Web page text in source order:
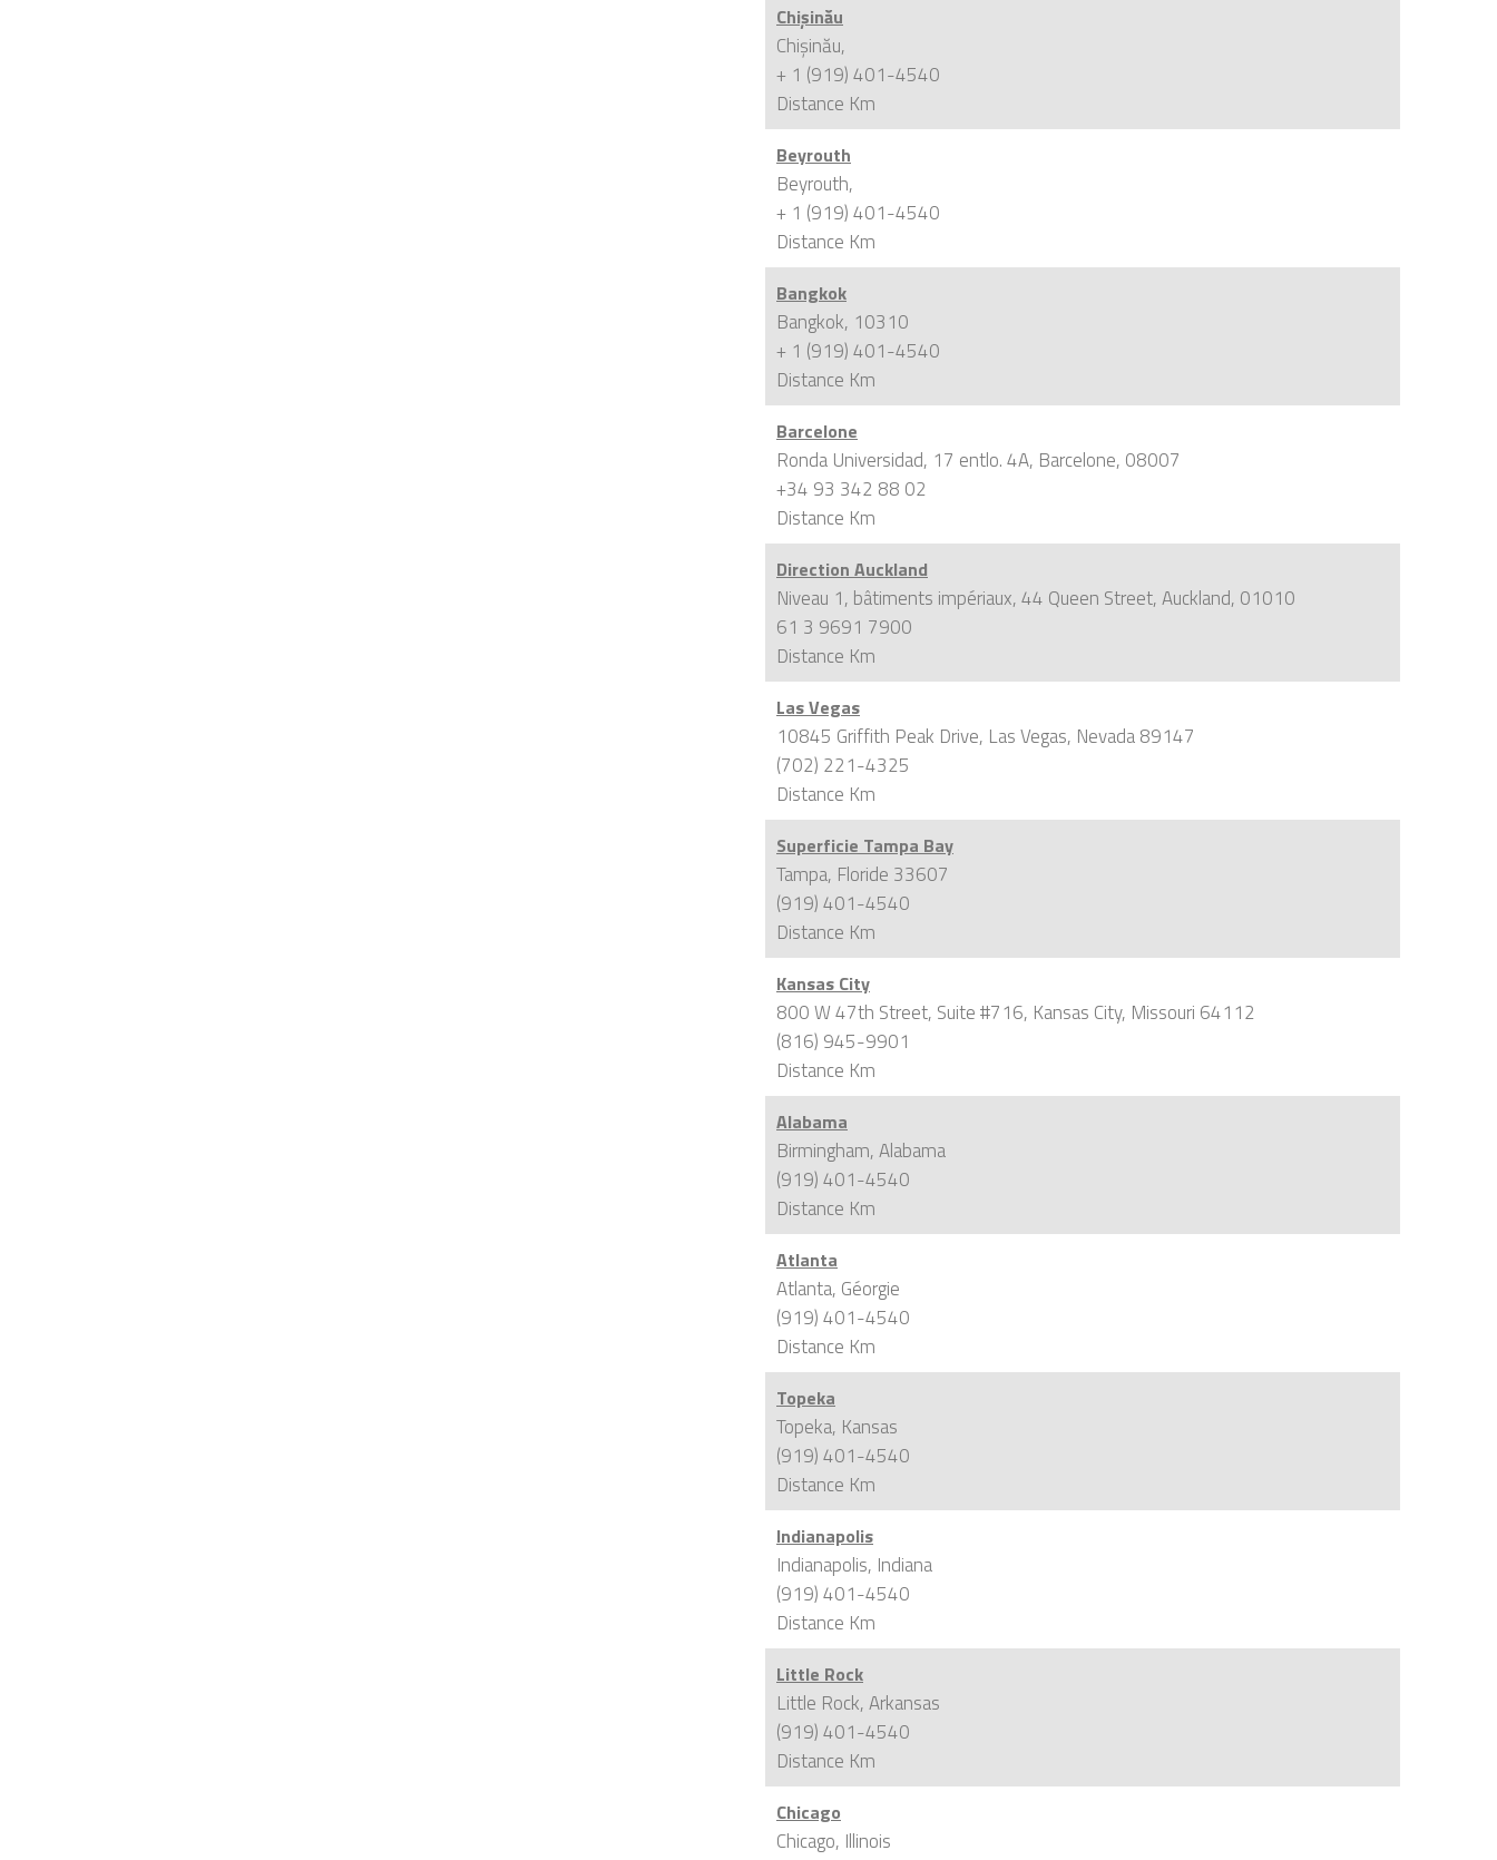
Chișinău
Chișinău,
+ 1 (919) 401-4540
Distance Km
Beyrouth
Beyrouth,
+ 1 (919) 401-4540
Distance Km
Bangkok
Bangkok, 10310
+ 1 (919) 401-4540
Distance Km
Barcelone
Ronda Universidad, 17 entlo. 4A, Barcelone, 08007
+34 93 342 88 02
Distance Km
Direction Auckland
Niveau 1, bâtiments impériaux, 44 Queen Street, Auckland, 01010
61 3 9691 7900
Distance Km
Las Vegas
10845 Griffith Peak Drive, Las Vegas, Nevada 89147
(702) 221-4325
Distance Km
Superficie Tampa Bay
Tampa, Floride 33607
(919) 401-4540
Distance Km
Kansas City
800 W 47th Street, Suite #716, Kansas City, Missouri 64112
(816) 945-9901
Distance Km
Alabama
Birmingham, Alabama
(919) 401-4540
Distance Km
Atlanta
Atlanta, Géorgie
(919) 401-4540
Distance Km
Topeka
Topeka, Kansas
(919) 401-4540
Distance Km
Indianapolis
Indianapolis, Indiana
(919) 401-4540
Distance Km
Little Rock
Little Rock, Arkansas
(919) 401-4540
Distance Km
Chicago
Chicago, Illinois